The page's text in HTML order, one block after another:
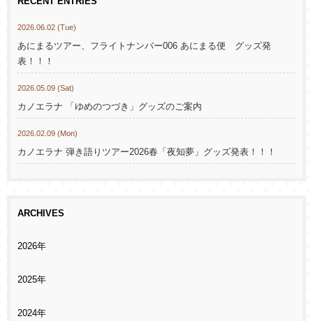
2026.06.02 (Tue)
あにまるツアー、フライトナンバー006 あにまる便 グッズ発
表！！！
2026.05.09 (Sat)
カノエラナ 「ゆめのつづき」グッズのご案内
2026.02.09 (Mon)
カノエラナ 弾き語りツアー2026春「夜知夢」グッズ発表！！！
ARCHIVES
2026年
2025年
2024年